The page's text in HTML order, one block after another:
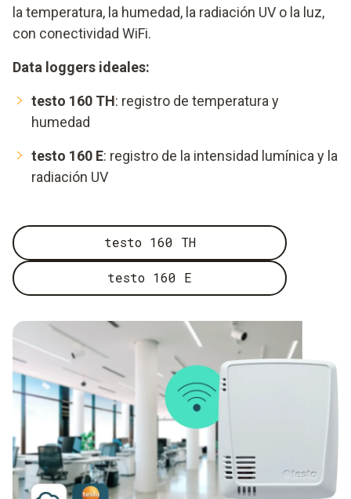
la temperatura, la humedad, la radiación UV o la luz,
con conectividad WiFi.
Data loggers ideales:
testo 160 TH: registro de temperatura y
humedad
testo 160 E: registro de la intensidad lumínica y la
radiación UV
testo 160 TH
testo 160 E